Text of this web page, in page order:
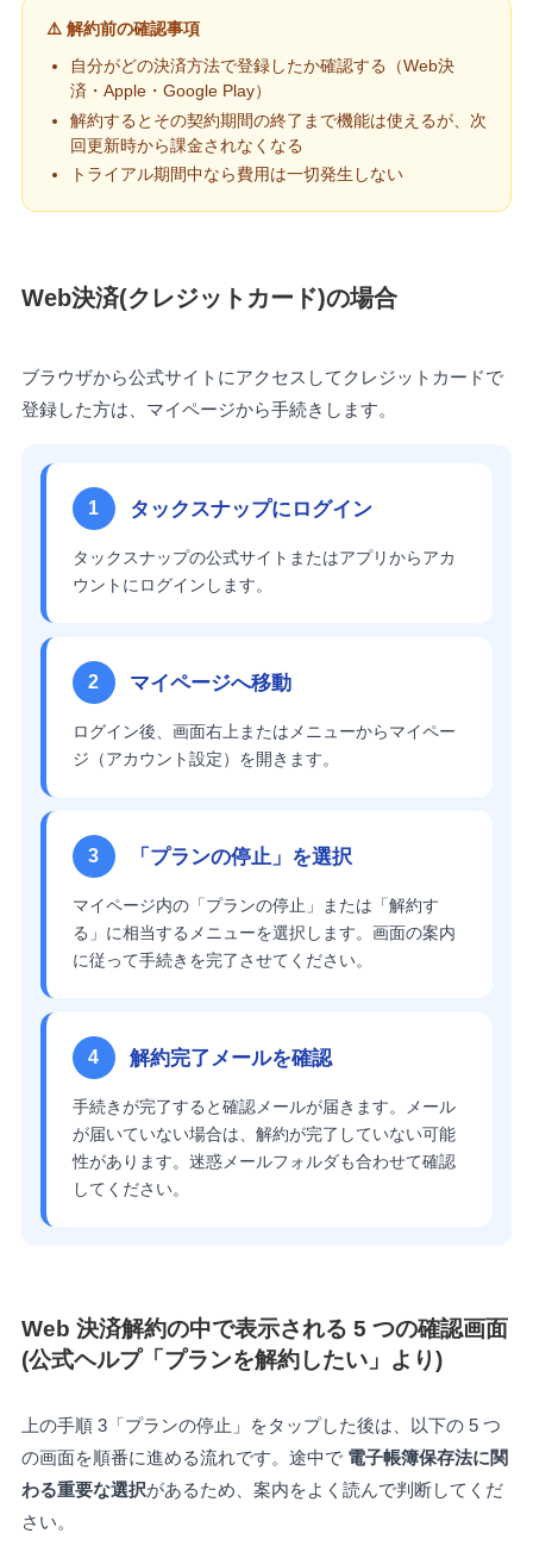
⚠️ 解約前の確認事項
自分がどの決済方法で登録したか確認する（Web決
済・Apple・Google Play）
解約するとその契約期間の終了まで機能は使えるが、次
回更新時から課金されなくなる
トライアル期間中なら費用は一切発生しない
Web決済(クレジットカード)の場合
ブラウザから公式サイトにアクセスしてクレジットカードで
登録した方は、マイページから手続きします。
1 タックスナップにログイン
タックスナップの公式サイトまたはアプリからアカ
ウントにログインします。
2 マイページへ移動
ログイン後、画面右上またはメニューからマイペー
ジ（アカウント設定）を開きます。
3 「プランの停止」を選択
マイページ内の「プランの停止」または「解約す
る」に相当するメニューを選択します。画面の案内
に従って手続きを完了させてください。
4 解約完了メールを確認
手続きが完了すると確認メールが届きます。メール
が届いていない場合は、解約が完了していない可能
性があります。迷惑メールフォルダも合わせて確認
してください。
Web 決済解約の中で表示される 5 つの確認画面
(公式ヘルプ「プランを解約したい」より)
上の手順 3「プランの停止」をタップした後は、以下の 5 つ
の画面を順番に進める流れです。途中で 電子帳簿保存法に関
わる重要な選択があるため、案内をよく読んで判断してくだ
さい。